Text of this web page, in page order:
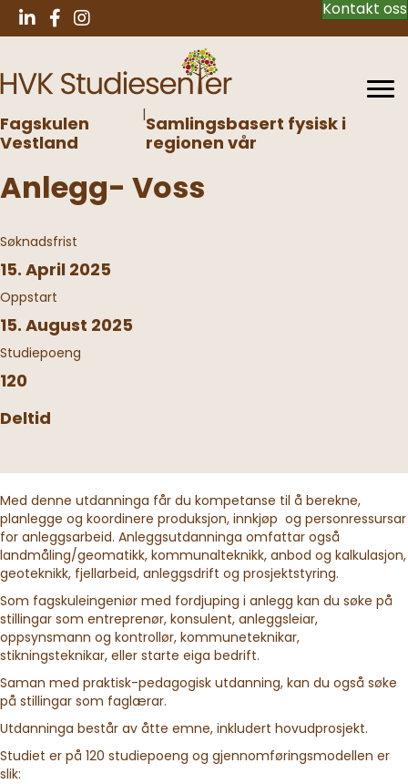
Kontakt oss
Fagskulen
Vestland
|Samlingsbasert fysisk i
regionen vår
Anlegg- Voss
Søknadsfrist
15. April 2025
Oppstart
15. August 2025
Studiepoeng
120
Deltid
Med denne utdanninga får du kompetanse til å berekne,
planlegge og koordinere produksjon, innkjøp og personressursar
for anleggsarbeid. Anleggsutdanninga omfattar også
landmåling/geomatikk, kommunalteknikk, anbod og kalkulasjon,
geoteknikk, fjellarbeid, anleggsdrift og prosjektstyring.
Som fagskuleingeniør med fordjuping i anlegg kan du søke på
stillingar som entreprenør, konsulent, anleggsleiar,
oppsynsmann og kontrollør, kommuneteknikar,
stikningsteknikar, eller starte eiga bedrift.
Saman med praktisk-pedagogisk utdanning, kan du også søke
på stillingar som faglærar.
Utdanninga består av åtte emne, inkludert hovudprosjekt.
Studiet er på 120 studiepoeng og gjennomføringsmodellen er
slik: